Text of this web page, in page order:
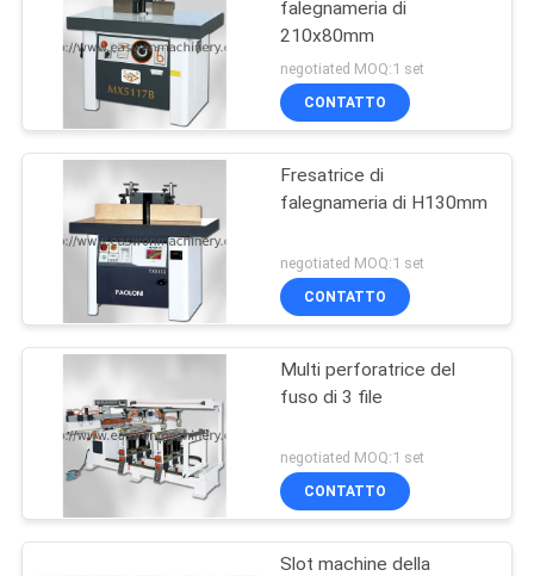
falegnameria di
210x80mm
negotiated MOQ:1 set
CONTATTO
Fresatrice di
falegnameria di H130mm
negotiated MOQ:1 set
CONTATTO
Multi perforatrice del
fuso di 3 file
negotiated MOQ:1 set
CONTATTO
Slot machine della